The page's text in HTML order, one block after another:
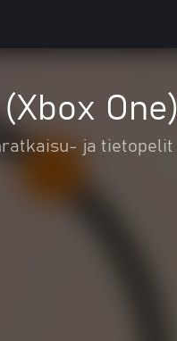
One)
ja tietopelit